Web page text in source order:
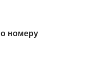
номеру